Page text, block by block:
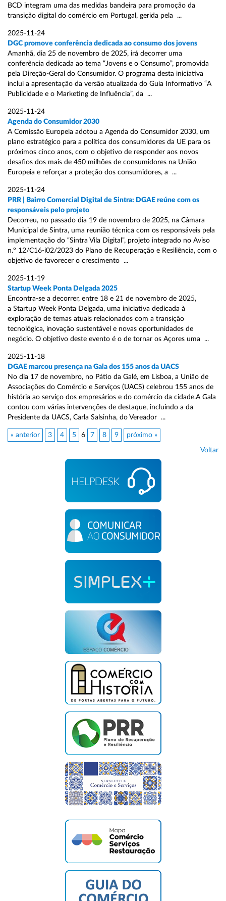
BCD integram uma das medidas bandeira para promoção da
transição digital do comércio em Portugal, gerida pela ...
2025-11-24
DGC promove conferência dedicada ao consumo dos jovens
Amanhã, dia 25 de novembro de 2025, irá decorrer uma
conferência dedicada ao tema “Jovens e o Consumo”, promovida
pela Direção-Geral do Consumidor. O programa desta iniciativa
inclui a apresentação da versão atualizada do Guia Informativo “A
Publicidade e o Marketing de Influência”, da ...
2025-11-24
Agenda do Consumidor 2030
A Comissão Europeia adotou a Agenda do Consumidor 2030, um
plano estratégico para a política dos consumidores da UE para os
próximos cinco anos, com o objetivo de responder aos novos
desafios dos mais de 450 milhões de consumidores na União
Europeia e reforçar a proteção dos consumidores, a ...
2025-11-24
PRR | Bairro Comercial Digital de Sintra: DGAE reúne com os
responsáveis pelo projeto
Decorreu, no passado dia 19 de novembro de 2025, na Câmara
Municipal de Sintra, uma reunião técnica com os responsáveis pela
implementação do “Sintra Vila Digital”, projeto integrado no Aviso
n.º 12/C16-i02/2023 do Plano de Recuperação e Resiliência, com o
objetivo de favorecer o crescimento ...
2025-11-19
Startup Week Ponta Delgada 2025
Encontra-se a decorrer, entre 18 e 21 de novembro de 2025,
a Startup Week Ponta Delgada, uma iniciativa dedicada à
exploração de temas atuais relacionados com a transição
tecnológica, inovação sustentável e novas oportunidades de
negócio. O objetivo deste evento é o de tornar os Açores uma ...
2025-11-18
DGAE marcou presença na Gala dos 155 anos da UACS
No dia 17 de novembro, no Pátio da Galé, em Lisboa, a União de
Associações do Comércio e Serviços (UACS) celebrou 155 anos de
história ao serviço dos empresários e do comércio da cidade.A Gala
contou com várias intervenções de destaque, incluindo a da
Presidente da UACS, Carla Salsinha, do Vereador ...
« anterior 3 4 5 6 7 8 9 próximo »
Voltar